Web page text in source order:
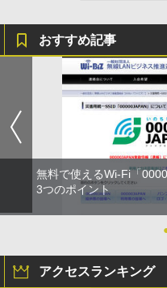
おすすめ記事
無料で使えるWi-Fi「
3つのポイント
アクセスランキング